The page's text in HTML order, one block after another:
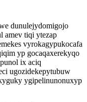
dunulejydomigojo
amev tiqi ytezap
vyrokagypukocafa
yp gocaqaxerekyqo
ix aciq
ugozidekepytubuw
ygipelinunonuxyp